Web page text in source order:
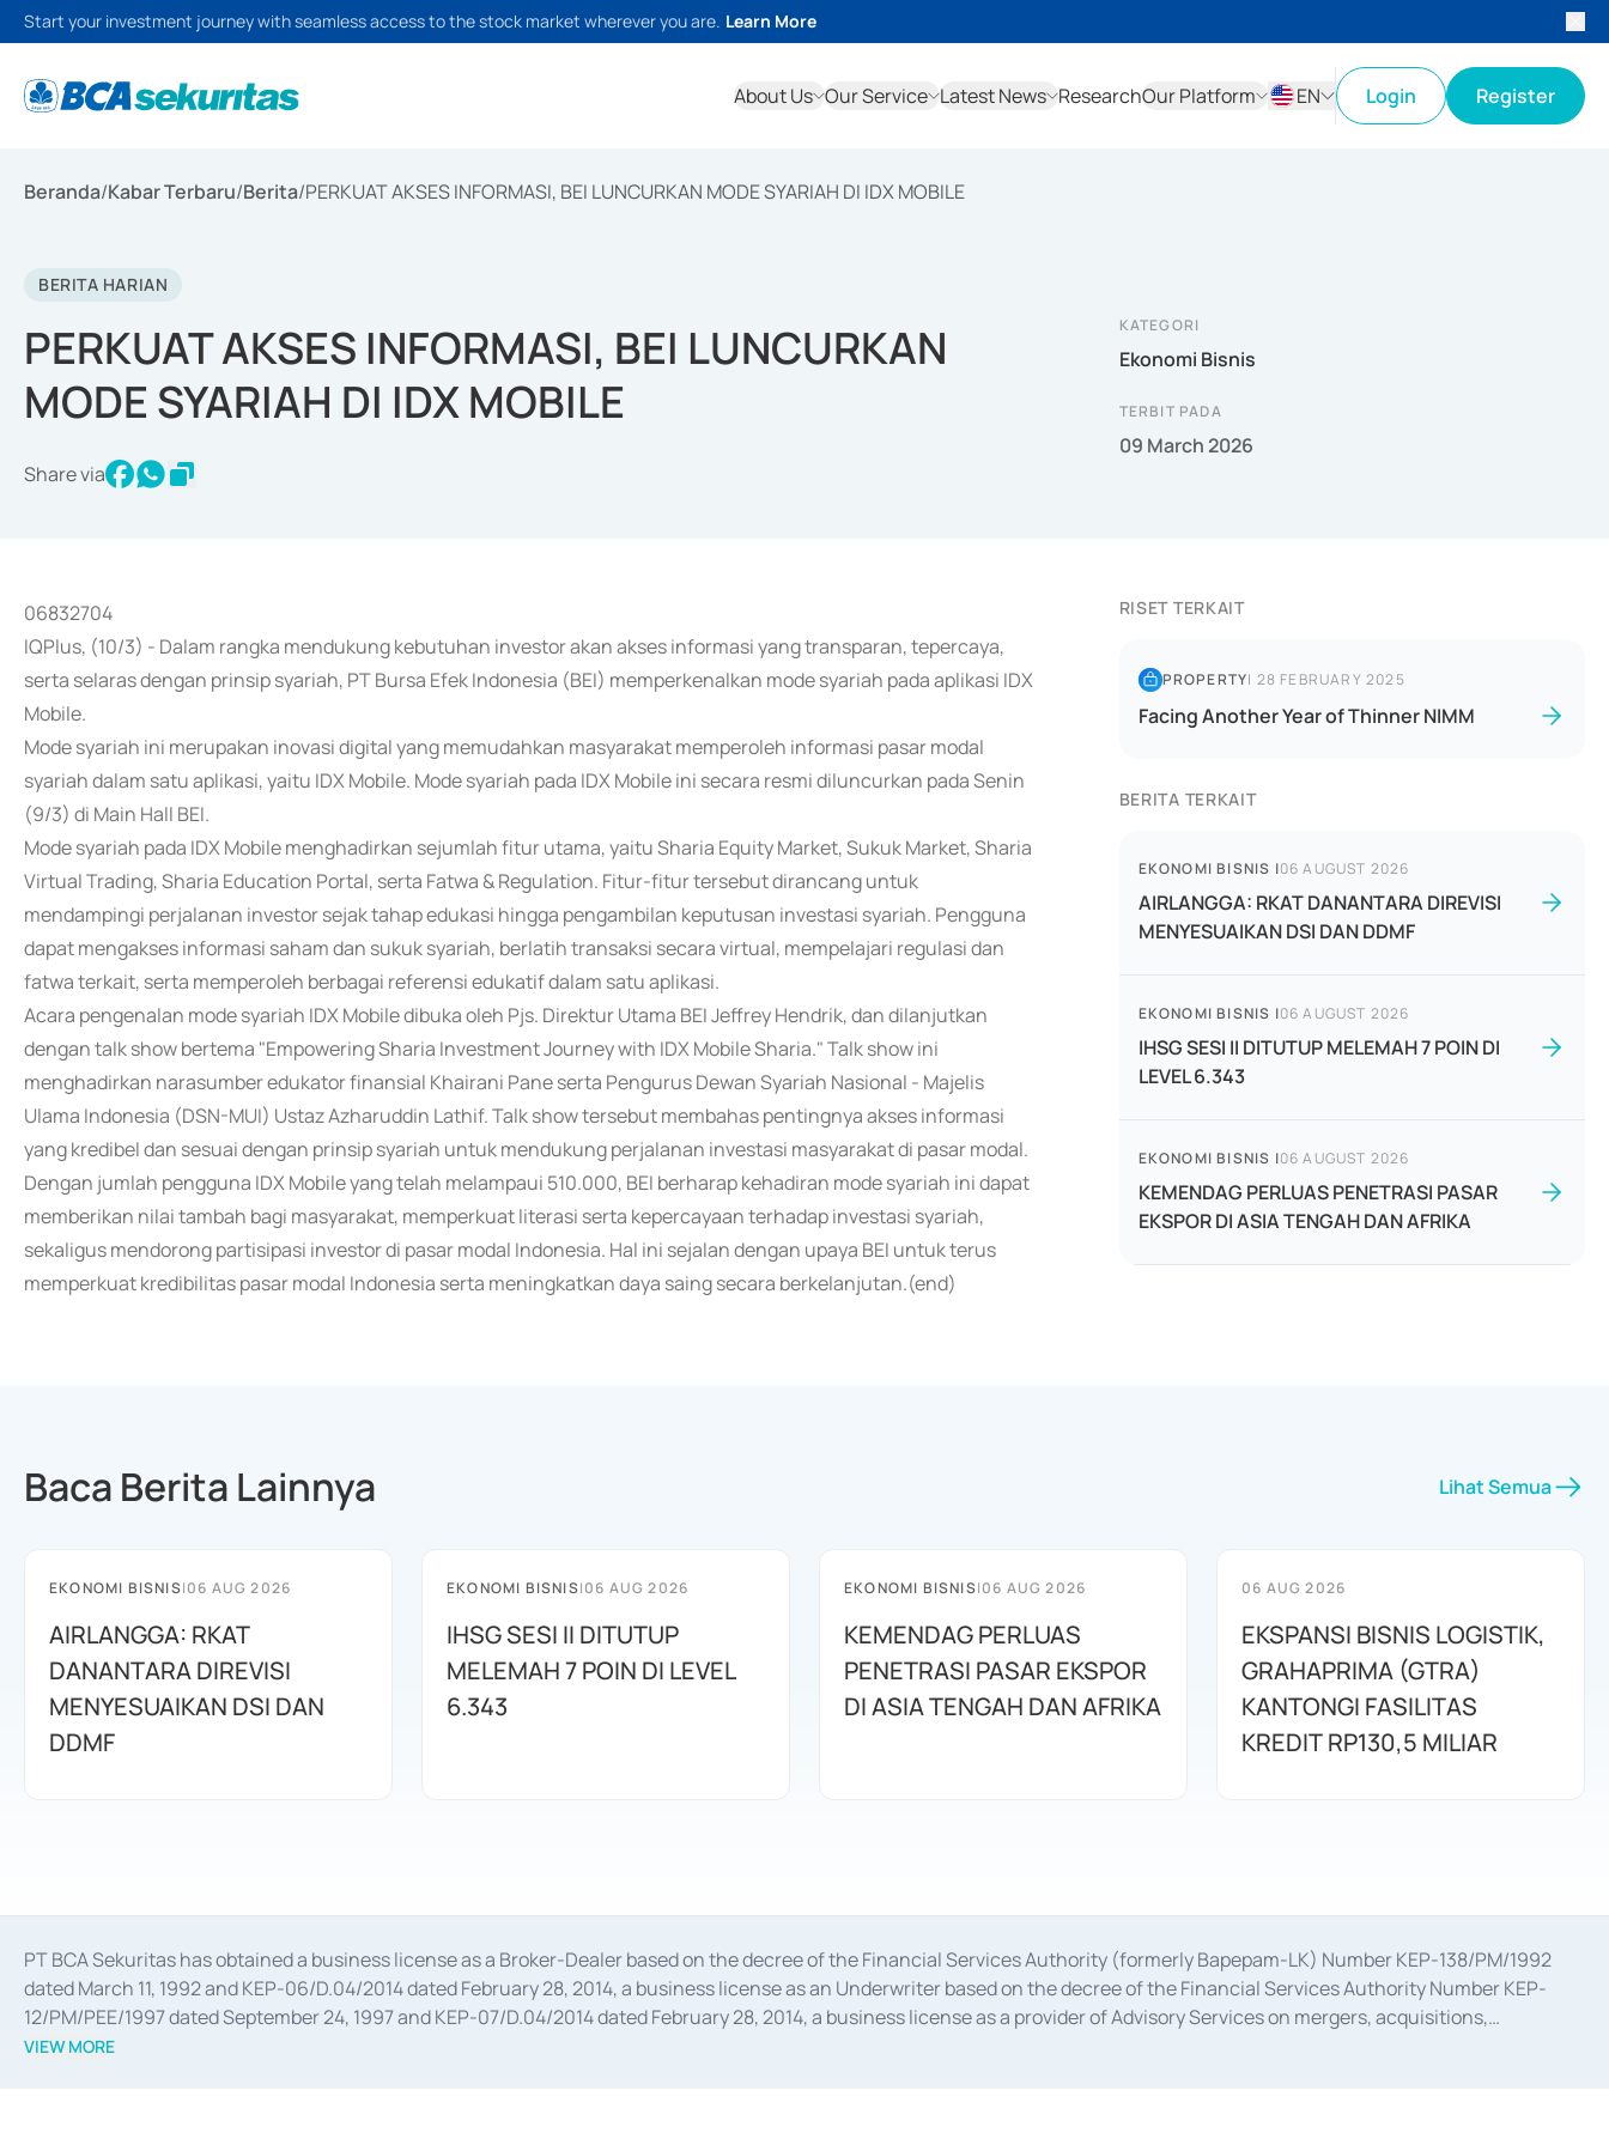
Start your investment journey with seamless access to the stock market wherever you are. Learn More
About Us Our Service Latest News ResearchOur Platform
EN
Login Register
Beranda/Kabar Terbaru/Berita/PERKUAT AKSES INFORMASI, BEI LUNCURKAN MODE SYARIAH DI IDX MOBILE
BERITA HARIAN
PERKUAT AKSES INFORMASI, BEI LUNCURKAN
MODE SYARIAH DI IDX MOBILE
Share via
KATEGORI
Ekonomi Bisnis
TERBIT PADA
09 March 2026
06832704
IQPlus, (10/3) - Dalam rangka mendukung kebutuhan investor akan akses informasi yang transparan, tepercaya,
serta selaras dengan prinsip syariah, PT Bursa Efek Indonesia (BEI) memperkenalkan mode syariah pada aplikasi IDX
Mobile.
Mode syariah ini merupakan inovasi digital yang memudahkan masyarakat memperoleh informasi pasar modal
syariah dalam satu aplikasi, yaitu IDX Mobile. Mode syariah pada IDX Mobile ini secara resmi diluncurkan pada Senin
(9/3) di Main Hall BEI.
Mode syariah pada IDX Mobile menghadirkan sejumlah fitur utama, yaitu Sharia Equity Market, Sukuk Market, Sharia
Virtual Trading, Sharia Education Portal, serta Fatwa & Regulation. Fitur-fitur tersebut dirancang untuk
mendampingi perjalanan investor sejak tahap edukasi hingga pengambilan keputusan investasi syariah. Pengguna
dapat mengakses informasi saham dan sukuk syariah, berlatih transaksi secara virtual, mempelajari regulasi dan
fatwa terkait, serta memperoleh berbagai referensi edukatif dalam satu aplikasi.
Acara pengenalan mode syariah IDX Mobile dibuka oleh Pjs. Direktur Utama BEI Jeffrey Hendrik, dan dilanjutkan
dengan talk show bertema "Empowering Sharia Investment Journey with IDX Mobile Sharia." Talk show ini
menghadirkan narasumber edukator finansial Khairani Pane serta Pengurus Dewan Syariah Nasional - Majelis
Ulama Indonesia (DSN-MUI) Ustaz Azharuddin Lathif. Talk show tersebut membahas pentingnya akses informasi
yang kredibel dan sesuai dengan prinsip syariah untuk mendukung perjalanan investasi masyarakat di pasar modal.
Dengan jumlah pengguna IDX Mobile yang telah melampaui 510.000, BEI berharap kehadiran mode syariah ini dapat
memberikan nilai tambah bagi masyarakat, memperkuat literasi serta kepercayaan terhadap investasi syariah,
sekaligus mendorong partisipasi investor di pasar modal Indonesia. Hal ini sejalan dengan upaya BEI untuk terus
memperkuat kredibilitas pasar modal Indonesia serta meningkatkan daya saing secara berkelanjutan.(end)
RISET TERKAIT
PROPERTY| 28 FEBRUARY 2025
Facing Another Year of Thinner NIMM
BERITA TERKAIT
EKONOMI BISNIS |06 AUGUST 2026
AIRLANGGA: RKAT DANANTARA DIREVISI
MENYESUAIKAN DSI DAN DDMF
EKONOMI BISNIS |06 AUGUST 2026
IHSG SESI II DITUTUP MELEMAH 7 POIN DI
LEVEL 6.343
EKONOMI BISNIS |06 AUGUST 2026
KEMENDAG PERLUAS PENETRASI PASAR
EKSPOR DI ASIA TENGAH DAN AFRIKA
Baca Berita Lainnya Lihat Semua
EKONOMI BISNIS|06 AUG 2026
AIRLANGGA: RKAT
DANANTARA DIREVISI
MENYESUAIKAN DSI DAN
DDMF
EKONOMI BISNIS|06 AUG 2026
IHSG SESI II DITUTUP
MELEMAH 7 POIN DI LEVEL
6.343
EKONOMI BISNIS|06 AUG 2026
KEMENDAG PERLUAS
PENETRASI PASAR EKSPOR
DI ASIA TENGAH DAN AFRIKA
06 AUG 2026
EKSPANSI BISNIS LOGISTIK,
GRAHAPRIMA (GTRA)
KANTONGI FASILITAS
KREDIT RP130,5 MILIAR
PT BCA Sekuritas has obtained a business license as a Broker-Dealer based on the decree of the Financial Services Authority (formerly Bapepam-LK) Number KEP-138/PM/1992
dated March 11, 1992 and KEP-06/D.04/2014 dated February 28, 2014, a business license as an Underwriter based on the decree of the Financial Services Authority Number KEP-
12/PM/PEE/1997 dated September 24, 1997 and KEP-07/D.04/2014 dated February 28, 2014, a business license as a provider of Advisory Services on mergers, acquisitions,
divestments, and joint ventures based on the decree of the Financial Services Authority Number S-67/PM.21/2014 dated February 28, 2014, a business license as a provider of
VIEW MORE